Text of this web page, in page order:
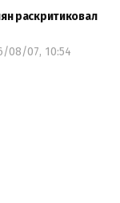
раскритиковал
08/07, 10:54